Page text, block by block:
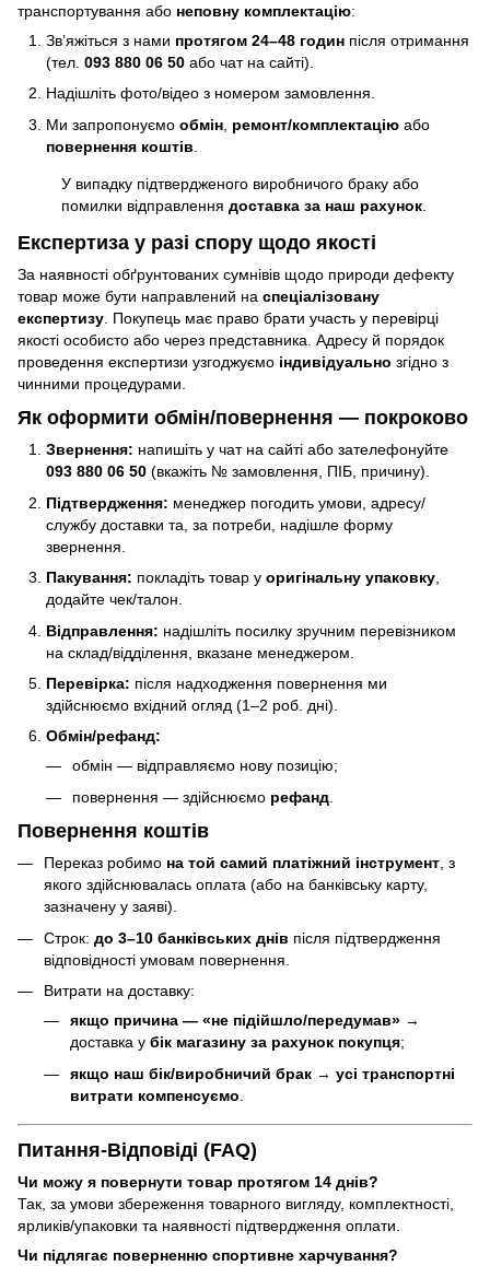
транспортування або неповну комплектацію:
Зв’яжіться з нами протягом 24–48 годин після отримання
(тел. 093 880 06 50 або чат на сайті).
Надішліть фото/відео з номером замовлення.
Ми запропонуємо обмін ремонт/комплектацію або
повернення коштів
У випадку підтвердженого виробничого браку або
помилки відправлення доставка за наш рахунок
Експертиза у разі спору щодо якості
За наявності обґрунтованих сумнівів щодо природи дефекту
товар може бути направлений на спеціалізовану
експертизу . Покупець має право брати участь у перевірці
якості особисто або через представника. Адресу й порядок
проведення експертизи узгоджуємо індивідуально згідно з
чинними процедурами.
Як оформити обмін/повернення — покроково
Звернення: напишіть у чат на сайті або зателефонуйте
093 880 06 50 (вкажіть № замовлення, ПІБ, причину).
Підтвердження: менеджер погодить умови, адресу/
службу доставки та, за потреби, надішле форму
звернення.
Пакування: покладіть товар у оригінальну упаковку,
додайте чек/талон.
Відправлення: надішліть посилку зручним перевізником
на склад/відділення, вказане менеджером.
Перевірка: після надходження повернення ми
здійснюємо вхідний огляд (1–2 роб. дні).
Обмін/рефанд:
обмін — відправляємо нову позицію;
повернення — здійснюємо рефанд
Повернення коштів
Переказ робимо на той самий платіжний інструмент, з
якого здійснювалась оплата (або на банківську карту,
зазначену у заяві).
Строк: до 3–10 банківських днів після підтвердження
відповідності умовам повернення.
Витрати на доставку:
якщо причина — «не підійшло/передумав» →
доставка у бік магазину за рахунок покупця;
якщо наш бік/виробничий брак → усі транспортні
витрати компенсуємо
Питання-Відповіді (FAQ)
Чи можу я повернути товар протягом 14 днів?
Так, за умови збереження товарного вигляду, комплектності,
ярликів/упаковки та наявності підтвердження оплати.
Чи підлягає поверненню спортивне харчування?